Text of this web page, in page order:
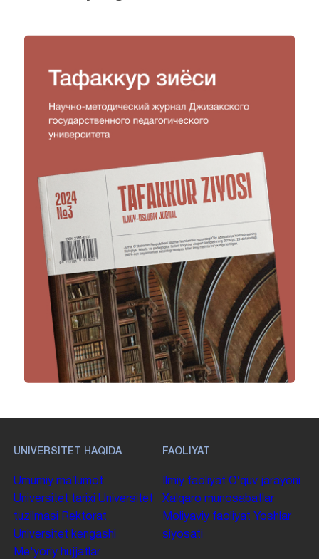
UNIVERSITET HAQIDA
Umumiy maʼlumot
Universitet tarixi Universitet
tuzilmasi
Rektorat
Universitet kengashi
Me'yoriy hujjatlar
FAOLIYAT
Ilmiy faoliyat Oʻquv jarayoni
Xalqaro munosabatlar
Moliyaviy faoliyat Yoshlar
siyosati